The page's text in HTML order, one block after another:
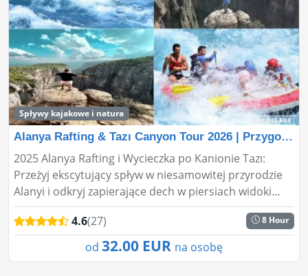
Spływy kajakowe i natura
Alanya Rafting & Tazı Canyon Tour 2026 | Przygoda cze
2025 Alanya Rafting i Wycieczka po Kanionie Tazı:
Przeżyj ekscytujący spływ w niesamowitej przyrodzie
Alanyi i odkryj zapierające dech w piersiach widoki
Kanionu Tazı. Idealne dla miłośników przygód i
natury!...
4.6(27) 8 Hour
od 32.00 EUR na osobę